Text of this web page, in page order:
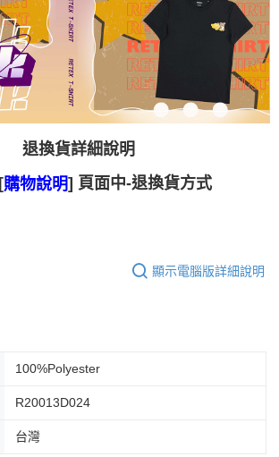
退換貨詳細說明
[購物說明] 頁面中-退換貨方式
顯示電腦版詳細說明
100%Polyester
R20013D024
台灣